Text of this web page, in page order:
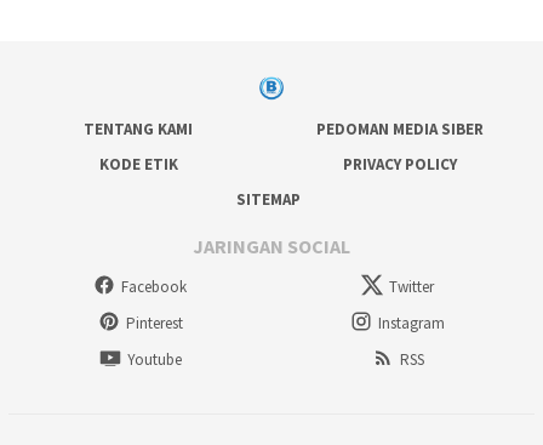
TENTANG KAMI
PEDOMAN MEDIA SIBER
KODE ETIK
PRIVACY POLICY
SITEMAP
JARINGAN SOCIAL
Facebook
Twitter
Pinterest
Instagram
Youtube
RSS